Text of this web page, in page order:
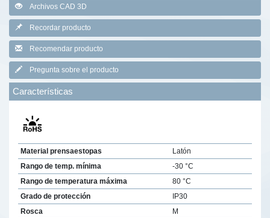
Archivos CAD 3D
Recordar producto
Recomendar producto
Pregunta sobre el producto
Características
Material prensaestopas
Latón
Rango de temp. mínima
-30 °C
Rango de temperatura máxima
80 °C
Grado de protección
IP30
Rosca
M